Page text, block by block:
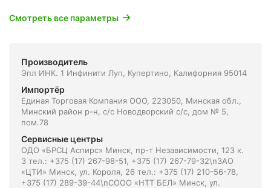
Смотреть все параметры
Производитель
Эпл ИНК. 1 Инфинити Луп, Купертино, Калифорния 95014
Импортёр
Единая Торговая Компания ООО, 223050, Минская обл.,
Минский район р-н, с/с Новодворский с/с, дом № 5,
пом.78
Сервисные центры
ОДО «БРСЦ Аспирс» Минск, пр-т Независимости, 123 к.
3 тел.: +375 (17) 267-98-51, +375 (17) 267-79-32\nЗАО
«ЦТИ» Минск, ул. Короля, 26 тел.: +375 (17) 210-56-78,
+375 (17) 289-39-44\nСООО «НТТ БЕЛ» Минск, ул.